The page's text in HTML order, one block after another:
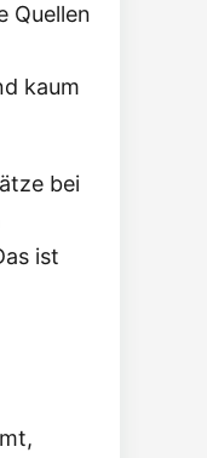
Quellen
kaum
bei
ist